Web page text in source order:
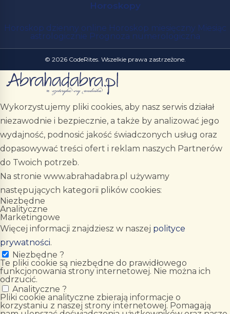
Horoskopy
Horoskop dzienny online Horoskop miesięczny Miesiąc
astrologicznie Prognoza numerologiczna
© 2026 CodeRites. Wszelkie prawa zastrzeżone.
Wykorzystujemy pliki cookies, aby nasz serwis działał
niezawodnie i bezpiecznie, a także by analizować jego
wydajność, podnosić jakość świadczonych usług oraz
dopasowywać treści ofert i reklam naszych Partnerów
do Twoich potrzeb.
Na stronie www.abrahadabra.pl używamy
następujących kategorii plików cookies:
Niezbędne
Analityczne
Marketingowe
Więcej informacji znajdziesz w naszej polityce
prywatności.
Niezbędne ?
Te pliki cookie są niezbędne do prawidłowego
funkcjonowania strony internetowej. Nie można ich
odrzucić.
Analityczne ?
Pliki cookie analityczne zbierają informacje o
korzystaniu z naszej strony internetowej. Pomagają